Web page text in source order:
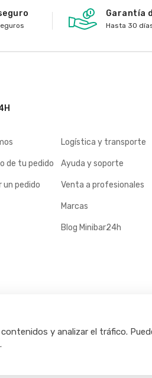
y analizar el tráfico.
Garantía
Hasta 30
Logística y transporte
de tu pedido Ayuda y soporte
un pedido Venta a profesionales
Marcas
Blog Minibar24h